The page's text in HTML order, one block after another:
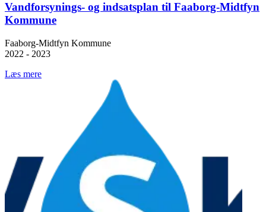
Vandforsynings- og indsatsplan til Faaborg-Midtfyn
Kommune
Faaborg-Midtfyn Kommune
2022 - 2023
Læs mere